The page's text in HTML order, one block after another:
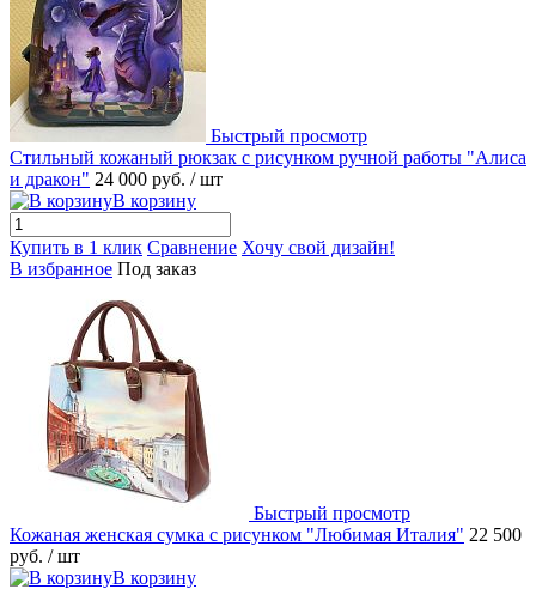
Быстрый просмотр
Стильный кожаный рюкзак с рисунком ручной работы "Алиса
и дракон" 24 000 руб. / шт
В корзину
Купить в 1 клик Сравнение Хочу свой дизайн!
В избранное Под заказ
Быстрый просмотр
Кожаная женская сумка с рисунком "Любимая Италия" 22 500
руб. / шт
В корзину